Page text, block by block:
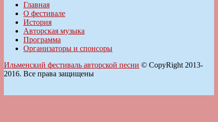
Главная
О фестивале
История
Авторская музыка
Программа
Организаторы и спонсоры
Ильменский фестиваль авторской песни © CopyRight 2013-
2016. Все права защищены